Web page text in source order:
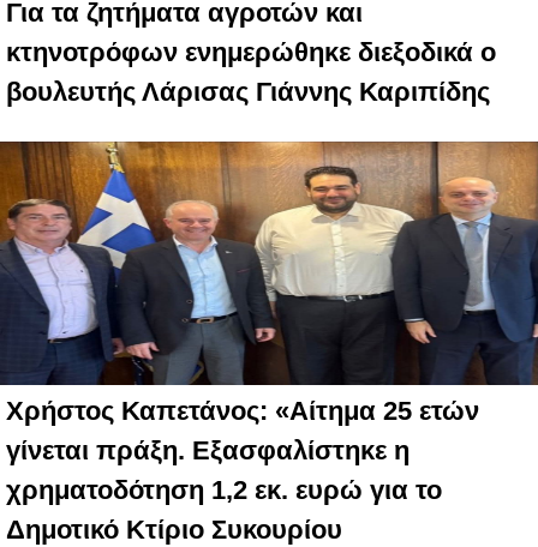
Για τα ζητήματα αγροτών και
κτηνοτρόφων ενημερώθηκε διεξοδικά ο
βουλευτής Λάρισας Γιάννης Καριπίδης
Χρήστος Καπετάνος: «Αίτημα 25 ετών
γίνεται πράξη. Εξασφαλίστηκε η
χρηματοδότηση 1,2 εκ. ευρώ για το
Δημοτικό Κτίριο Συκουρίου